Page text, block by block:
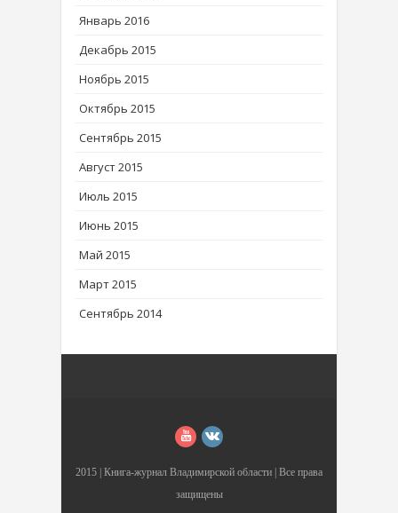
Январь 2016
Декабрь 2015
Ноябрь 2015
Октябрь 2015
Сентябрь 2015
Август 2015
Июль 2015
Июнь 2015
Май 2015
Март 2015
Сентябрь 2014
2015 | Книга-журнал Владимирской области | Все права
защищены